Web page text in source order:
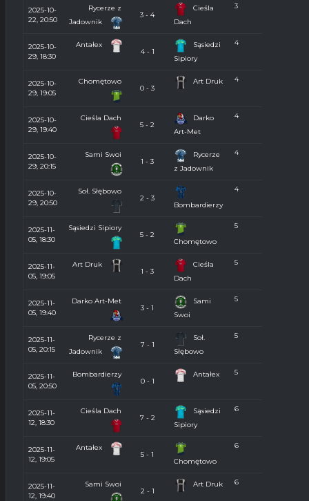
2025-10-
22, 20:50
Rycerze z
Jadownik
3 - 4
Cieśla
Dach
3
2025-10-
29, 18:30
Antałex
4 - 1
Sąsiedzi
Sipiory
4
2025-10-
29, 19:05
Chomętowo
0 - 3
Art Druk 4
2025-10-
29, 19:40
Cieśla Dach
5 - 2
Darko
Art-Met
4
2025-10-
29, 20:15
Sami Swoi
1 - 3
Rycerze
z Jadownik
4
2025-10-
29, 20:50
Soł. Słębowo
2 - 3
Bombardierzy
4
2025-11-
05, 18:30
Sąsiedzi Sipiory
5 - 2
Chomętowo
5
2025-11-
05, 19:05
Art Druk
1 - 3
Cieśla
Dach
5
2025-11-
05, 19:40
Darko Art-Met
3 - 1
Sami
Swoi
5
2025-11-
05, 20:15
Rycerze z
Jadownik
7 - 1
Soł.
Słębowo
5
2025-11-
05, 20:50
Bombardierzy
0 - 1
Antałex 5
2025-11-
12, 18:30
Cieśla Dach
7 - 2
Sąsiedzi
Sipiory
6
2025-11-
12, 19:05
Antałex
5 - 1
Chomętowo
6
2025-11-
12, 19:40
Sami Swoi
2 - 1
Art Druk 6